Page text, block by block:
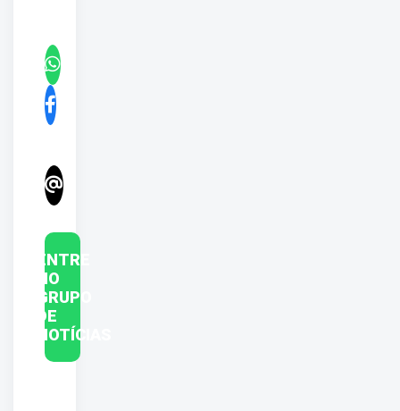
ENTRE
NO
GRUPO
DE
NOTÍCIAS